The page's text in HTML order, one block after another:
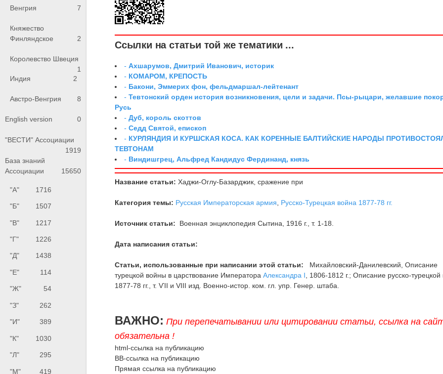
Венгрия 7
Княжество
Финляндское
2
Королевство Швеция
1
Индия
2
Австро-Венгрия 8
English version 0
"ВЕСТИ" Ассоциации
1919
База знаний
Ассоциации
15650
"А" 1716
"Б" 1507
"В" 1217
"Г" 1226
"Д" 1438
"Е" 114
"Ж" 54
"З" 262
"И" 389
"К" 1030
"Л" 295
"М" 419
Ссылки на статьи той же тематики ...
-Ахшарумов, Дмитрий Иванович, историк
- КОМАРОМ, КРЕПОСТЬ
- Бакони, Эммерих фон, фельдмаршал-лейтенант
-Тевтонский орден история возникновения, цели и задачи. Псы-рыцари, желавшие
Русь
-Дуб, король скоттов
-Седд Святой, епископ
- КУРЛЯНДИЯ И КУРШСКАЯ КОСА. КАК КОРЕННЫЕ БАЛТИЙСКИЕ НАРОДЫ
ТЕВТОНАМ
- Виндишгрец, Альфред Кандидус Фердинанд, князь
Название статьи: Хаджи-Оглу-Базарджик, сражение при
Категория темы: Русская Императорская армия Русско-Турецкая война 1877-78 гг.
Источник статьи: Военная энциклопедия Сытина, 1916 г., т. 1-18.
Дата написания статьи:
Статьи, использованные при написании этой статьи:
Михайловский-Данилевский, Описание
турецкой войны в царствование ИмператораАлександра I , 1806-1812 г.; Описание русско-
1877-78 гг., т. ѴII и VIII изд. Военно-истор. ком. гл. упр. Генер. штаба.
ВАЖНО: При перепечатывании или цитировании статьи, ссылка на
обязательна !
html-ссылка на публикацию
BB-ссылка на публикацию
Прямая ссылка на публикацию